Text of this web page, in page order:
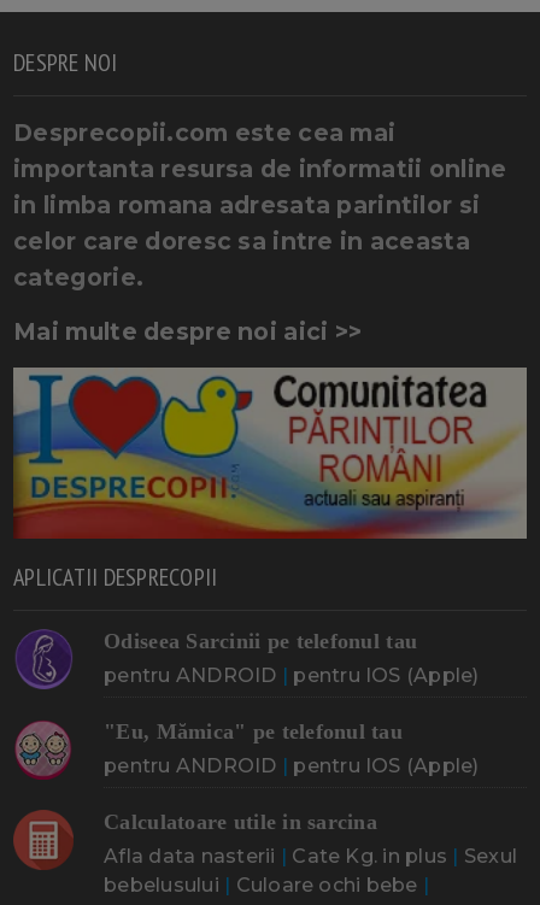
DESPRE NOI
Desprecopii.com este cea mai
importanta resursa de informatii online
in limba romana adresata parintilor si
celor care doresc sa intre in aceasta
categorie.
Mai multe despre noi aici >>
APLICATII DESPRECOPII
Odiseea Sarcinii pe telefonul tau
pentru ANDROID | pentru IOS (Apple)
"Eu, Mămica" pe telefonul tau
pentru ANDROID | pentru IOS (Apple)
Calculatoare utile in sarcina
Afla data nasterii | Cate Kg. in plus | Sexul
bebelusului | Culoare ochi bebe |